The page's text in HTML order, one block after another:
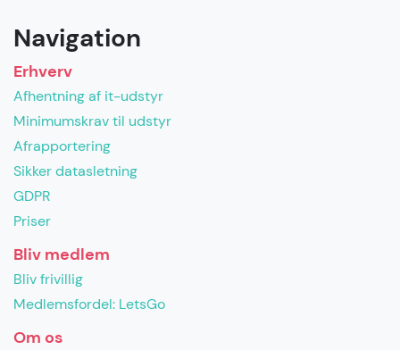
Navigation
Erhverv
Afhentning af it-udstyr
Minimumskrav til udstyr
Afrapportering
Sikker datasletning
GDPR
Priser
Bliv medlem
Bliv frivillig
Medlemsfordel: LetsGo
Om os